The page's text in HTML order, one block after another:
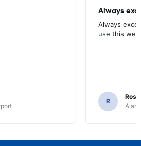
Always
Always
use this
R